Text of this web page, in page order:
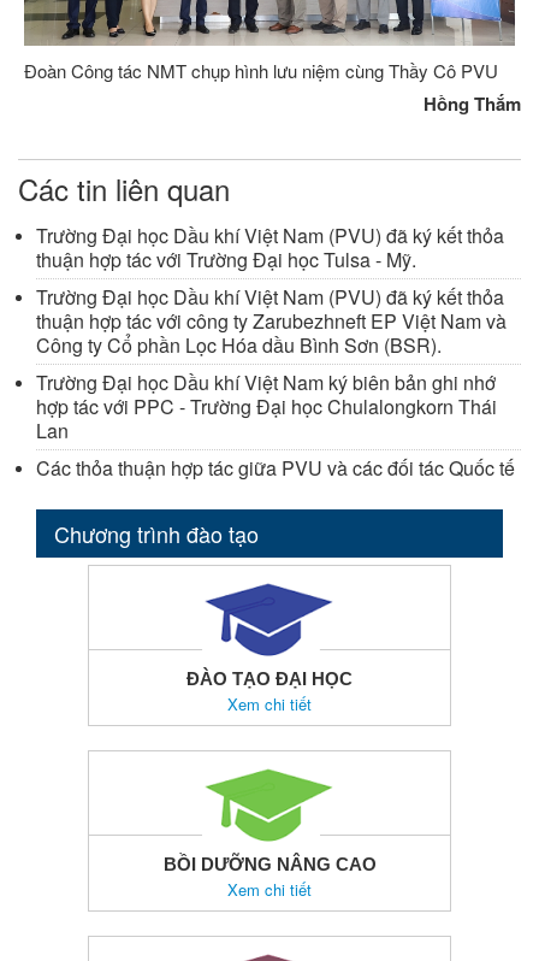
Đoàn Công tác NMT chụp hình lưu niệm cùng Thầy Cô PVU
Hồng Thắm
Các tin liên quan
Trường Đại học Dầu khí Việt Nam (PVU) đã ký kết thỏa
thuận hợp tác với Trường Đại học Tulsa - Mỹ.
Trường Đại học Dầu khí Việt Nam (PVU) đã ký kết thỏa
thuận hợp tác với công ty Zarubezhneft EP Việt Nam và
Công ty Cổ phần Lọc Hóa dầu Bình Sơn (BSR).
Trường Đại học Dầu khí Việt Nam ký biên bản ghi nhớ
hợp tác với PPC - Trường Đại học Chulalongkorn Thái
Lan
Các thỏa thuận hợp tác giữa PVU và các đối tác Quốc tế
Chương trình đào tạo
ĐÀO TẠO ĐẠI HỌC
Xem chi tiết
BỒI DƯỠNG NÂNG CAO
Xem chi tiết